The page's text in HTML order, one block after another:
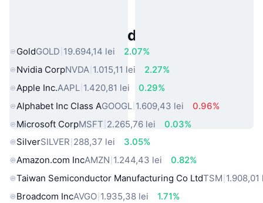
Active Populare din Lumea Reală
GoldGOLD 19.694,14 lei
2.07%
Nvidia CorpNVDA 1.015,11 lei
2.27%
Apple Inc.AAPL 1.420,81 lei
0.29%
Alphabet Inc Class AGOOGL 1.609,43 lei
0.96%
Microsoft CorpMSFT 2.265,76 lei
0.03%
SilverSILVER 288,37 lei
3.05%
Amazon.com IncAMZN 1.244,43 lei
0.82%
Taiwan Semiconductor Manufacturing Co LtdTSM 1.908,01
Broadcom IncAVGO 1.935,38 lei
1.71%